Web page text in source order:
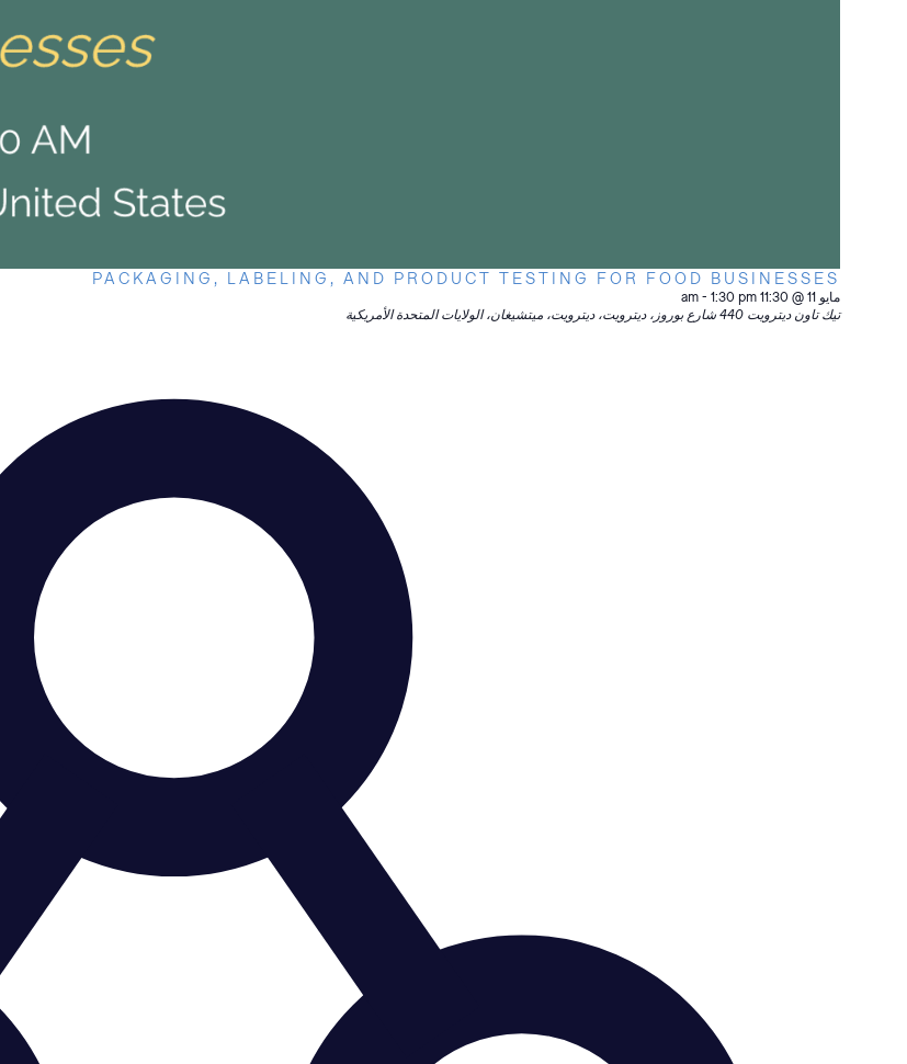
PACKAGING, LABELING, AND PRODUCT TESTING FOR FOOD BUSINESSES
مايو 11 @ 11:30 am - 1:30 pm
تيك تاون ديترويت 440 شارع بوروز، ديترويت، ديترويت، ميتشيغان، الولايات المتحدة الأمريكية